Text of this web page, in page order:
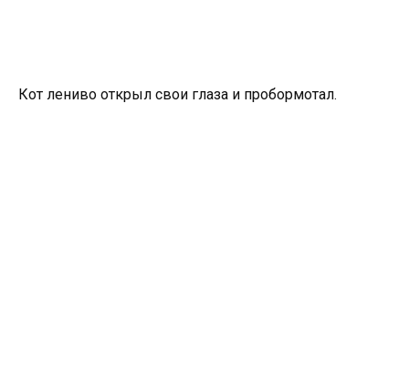
Кот лениво открыл свои глаза и пробормотал.